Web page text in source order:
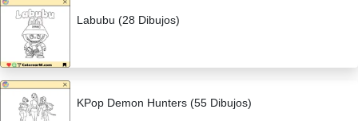
Labubu (28 Dibujos)
KPop Demon Hunters (55 Dibujos)